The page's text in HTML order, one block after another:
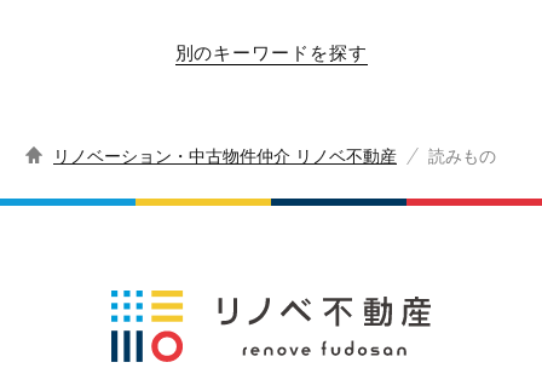
別のキーワードを探す
リノベーション・中古物件仲介 リノベ不動産 読みもの